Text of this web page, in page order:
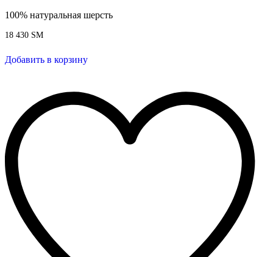
100% натуральная шерсть
18 430 ЅМ
Добавить в корзину